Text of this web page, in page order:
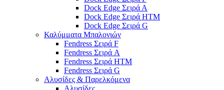
Dock Edge Σειρά Α
Dock Edge Σειρά HTM
Dock Edge Σειρά G
Καλύμματα Μπαλονιών
Fendress Σειρά F
Fendress Σειρά A
Fendress Σειρά HTM
Fendress Σειρά G
Αλυσίδες & Παρελκόμενα
Αλυσίδες